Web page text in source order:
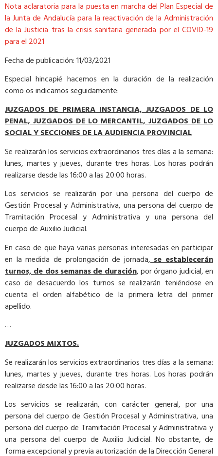
Nota aclaratoria para la puesta en marcha del Plan Especial de
la Junta de Andalucía para la reactivación de la Administración
de la Justicia tras la crisis sanitaria generada por el COVID-19
para el 2021
Fecha de publicación: 11/03/2021
Especial hincapié hacemos en la duración de la realización
como os indicamos seguidamente:
JUZGADOS DE PRIMERA INSTANCIA, JUZGADOS DE LO
PENAL, JUZGADOS DE LO MERCANTIL, JUZGADOS DE LO
SOCIAL Y SECCIONES DE LA AUDIENCIA PROVINCIAL
Se realizarán los servicios extraordinarios tres días a la semana:
lunes, martes y jueves, durante tres horas. Los horas podrán
realizarse desde las 16:00 a las 20:00 horas.
Los servicios se realizarán por una persona del cuerpo de
Gestión Procesal y Administrativa, una persona del cuerpo de
Tramitación Procesal y Administrativa y una persona del
cuerpo de Auxilio Judicial.
En caso de que haya varias personas interesadas en participar
en la medida de prolongación de jornada,se establecerán
turnos, de dos semanas de duración, por órgano judicial, en
caso de desacuerdo los turnos se realizarán teniéndose en
cuenta el orden alfabético de la primera letra del primer
apellido.
…
JUZGADOS MIXTOS.
Se realizarán los servicios extraordinarios tres días a la semana:
lunes, martes y jueves, durante tres horas. Los horas podrán
realizarse desde las 16:00 a las 20:00 horas.
Los servicios se realizarán, con carácter general, por una
persona del cuerpo de Gestión Procesal y Administrativa, una
persona del cuerpo de Tramitación Procesal y Administrativa y
una persona del cuerpo de Auxilio Judicial. No obstante, de
forma excepcional y previa autorización de la Dirección General